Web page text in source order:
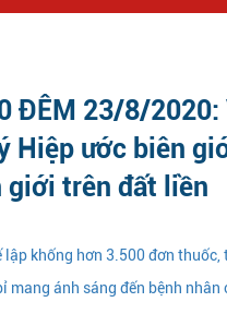
ĐÊM 23/8/
Hiệp ước biên
giới trên đất liền
lập khống hơn 3.500 đơn
mang ánh sáng đến bệnh